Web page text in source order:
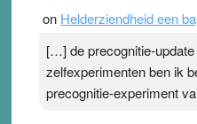
on Helderziendheid een
[…] de precognitie-
zelfexperimenten ben ik
precognitie-experiment